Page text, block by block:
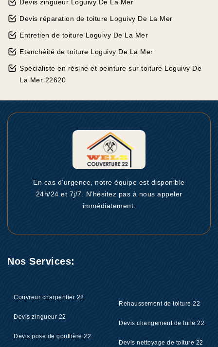
Devis zingueur Loguivy De La Mer
Devis réparation de toiture Loguivy De La Mer
Entretien de toiture Loguivy De La Mer
Etanchéité de toiture Loguivy De La Mer
Spécialiste en résine et peinture sur toiture Loguivy De
La Mer 22620
En cas d’urgence, notre équipe est disponible
24h/24 et 7j/7. N’hésitez pas à nous appeler
immédiatement.
Nos Services:
Couvreur charpentier 22
Devis zingueur 22
Devis pose de gouttière 22
Rehaussement de toiture 22
Devis changement de tuile 22
Devis nettoyage de toiture 22